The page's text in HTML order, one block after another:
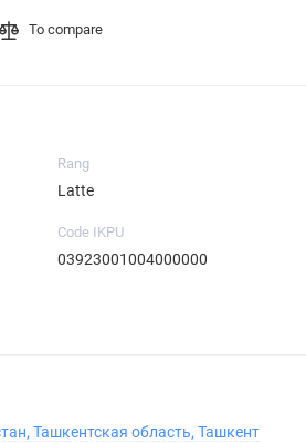
To compare
Rang
Latte
Code IKPU
03923001004000000
Ташкентская область, Ташкент